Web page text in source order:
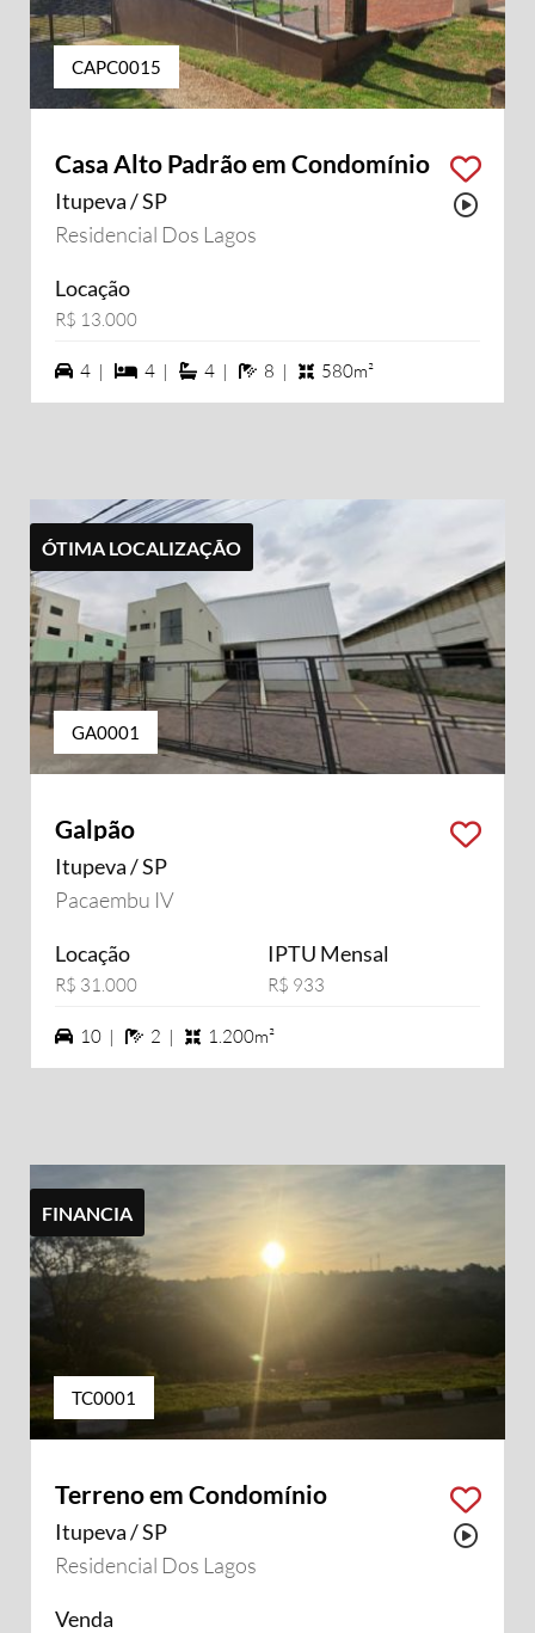
CAPC0015
Casa Alto Padrão em Condomínio
Itupeva / SP
Residencial Dos Lagos
Locação
R$ 13.000
4 vagas na garagem
4 | 4 dormiórios
4 | 4 suítes
4 | 8 banheiros
8 | 580m²
ÓTIMA LOCALIZAÇÃO
GA0001
Galpão
Itupeva / SP
Pacaembu IV
Locação
R$ 31.000
IPTU Mensal
R$ 933
10 vagas na garagem
10 | 2 banheiros
2 | 1.200m²
FINANCIA
TC0001
Terreno em Condomínio
Itupeva / SP
Residencial Dos Lagos
Venda